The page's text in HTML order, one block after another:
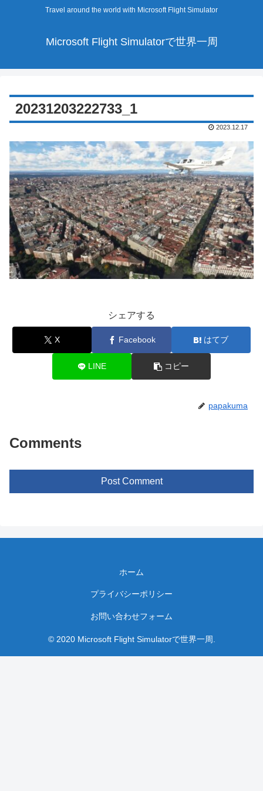
Travel around the world with Microsoft Flight Simulator
Microsoft Flight Simulatorで世界一周
20231203222733_1
2023.12.17
シェアする
X Facebook はてブ
LINE コピー
papakuma
Comments
Post Comment
ホーム
プライバシーポリシー
お問い合わせフォーム
© 2020 Microsoft Flight Simulatorで世界一周.